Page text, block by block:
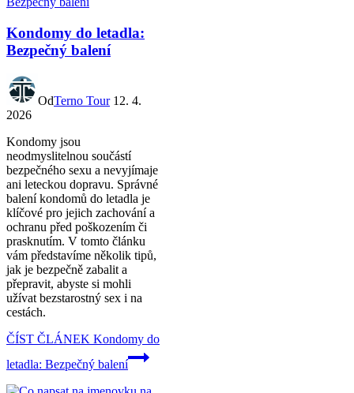
Kondomy do letadla:
Bezpečný balení
OdTerno Tour 12. 4.
2026
Kondomy jsou
neodmyslitelnou součástí
bezpečného sexu a nevyjímaje
ani leteckou dopravu. Správné
balení kondomů do letadla je
klíčové pro jejich zachování a
ochranu před poškozením či
prasknutím. V tomto článku
vám představíme několik tipů,
jak je bezpečně zabalit a
přepravit, abyste si mohli
užívat bezstarostný sex i na
cestách.
ČÍST ČLÁNEK Kondomy do
letadla: Bezpečný balení